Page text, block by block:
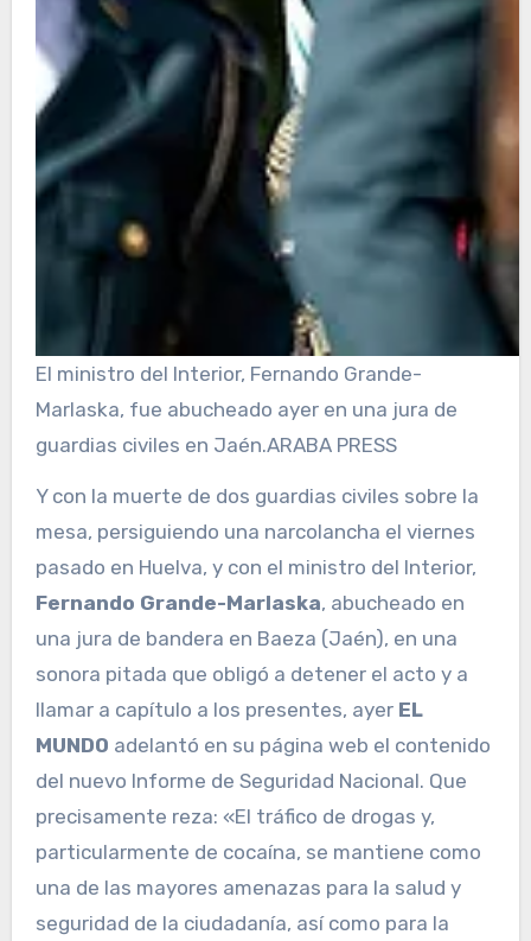
El ministro del Interior, Fernando Grande-
Marlaska, fue abucheado ayer en una jura de
guardias civiles en Jaén.ARABA PRESS
Y con la muerte de dos guardias civiles sobre la
mesa, persiguiendo una narcolancha el viernes
pasado en Huelva, y con el ministro del Interior,
Fernando Grande-Marlaska, abucheado en
una jura de bandera en Baeza (Jaén), en una
sonora pitada que obligó a detener el acto y a
llamar a capítulo a los presentes, ayer EL
MUNDO adelantó en su página web el contenido
del nuevo Informe de Seguridad Nacional. Que
precisamente reza: «El tráfico de drogas y,
particularmente de cocaína, se mantiene como
una de las mayores amenazas para la salud y
seguridad de la ciudadanía, así como para la